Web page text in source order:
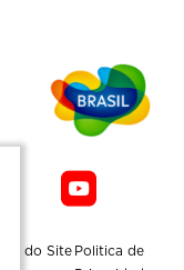
do Site Politica de